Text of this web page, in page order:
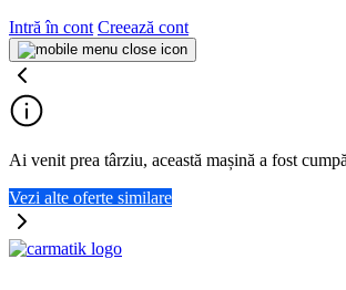
Intră în cont Creează cont
Ai venit prea târziu, această mașină a fost
Vezi alte oferte similare